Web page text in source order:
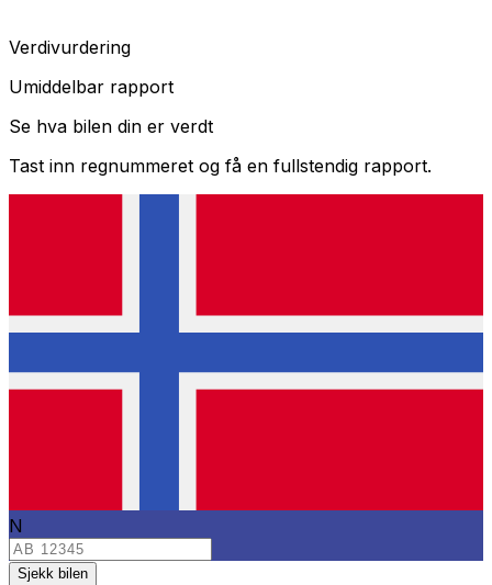
Verdivurdering
Umiddelbar rapport
Se hva bilen din er verdt
Tast inn regnummeret og få en fullstendig rapport.
N
Sjekk bilen